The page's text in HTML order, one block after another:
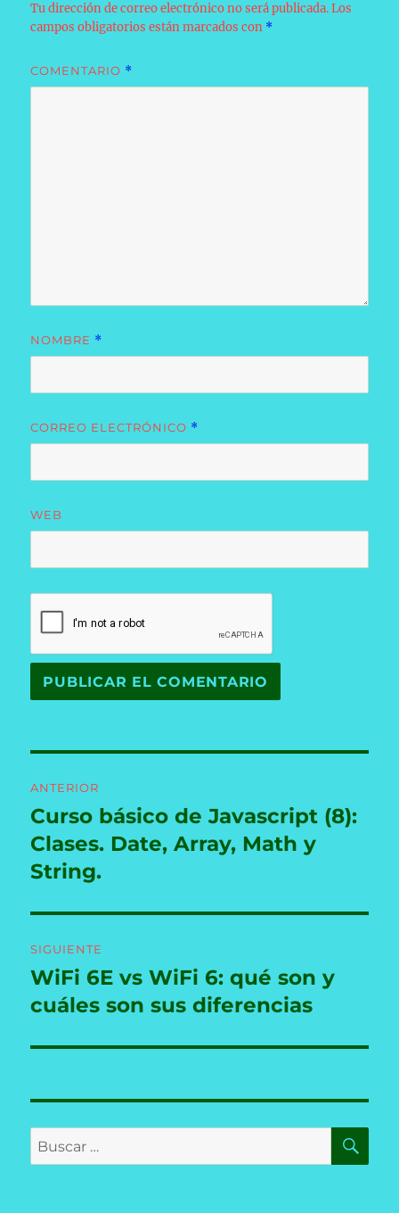
Tu dirección de correo electrónico no será publicada. Los
campos obligatorios están marcados con *
COMENTARIO *
NOMBRE *
CORREO ELECTRÓNICO *
WEB
de
entradas
ANTERIOR
Entrada
anterior:
Curso básico de Javascript (8):
Clases. Date, Array, Math y
String.
SIGUIENTE
Entrada
siguiente:
WiFi 6E vs WiFi 6: qué son y
cuáles son sus diferencias
Buscar
por: